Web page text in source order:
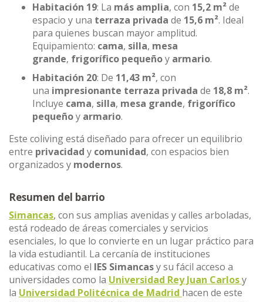
Habitación 19: La más amplia, con 15,2 m²de
espacio y una terraza privada de 15,6 m². Ideal
para quienes buscan mayor amplitud.
Equipamiento: cama, silla, mesa
grande, frigorífico pequeñoy armario.
Habitación 20: De 11,43 m², con
una impresionante terraza privada de 18,8 m².
Incluye cama, silla, mesa grande, frigorífico
pequeñoy armario.
Este coliving está diseñado para ofrecer un equilibrio
entre privacidad y comunidad, con espacios bien
organizados y modernos.
Resumen del barrio
Simancas, con sus amplias avenidas y calles arboladas,
está rodeado de áreas comerciales y servicios
esenciales, lo que lo convierte en un lugar práctico para
la vida estudiantil. La cercanía de instituciones
educativas como el IES Simancasy su fácil acceso a
universidades como la Universidad Rey Juan Carlosy
la Universidad Politécnica de Madrid hacen de este